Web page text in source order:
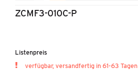
ZCMF3-010C-P
Listenpreis
verfügbar, versandfertig in 61-63 Tagen